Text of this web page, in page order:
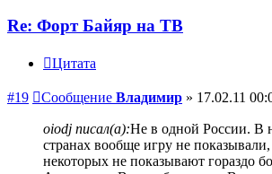
Re: Форт Байяр на ТВ
Цитата
#19 Сообщение Владимир » 17.02.11
oiodj писал(а):Не в одной России. В
странах вообще игру не показывали,
некоторых не показывают гораздо